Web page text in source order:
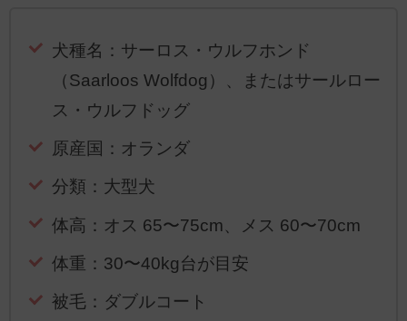
犬種名：サーロス・ウルフホンド
（Saarloos Wolfdog）、またはサールロー
ス・ウルフドッグ
原産国：オランダ
分類：大型犬
体高：オス 65〜75cm、メス 60〜70cm
体重：30〜40kg台が目安
被毛：ダブルコート